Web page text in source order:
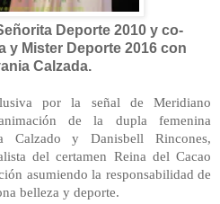
Deporte 2010 y co-
y Mister Deporte 2016 con
Calzada.
por la señal de Meridiano
de la dupla femenina
Calzado y Danisbell Rincones,
del certamen Reina del Cacao
asumiendo la responsabilidad de
belleza y deporte.